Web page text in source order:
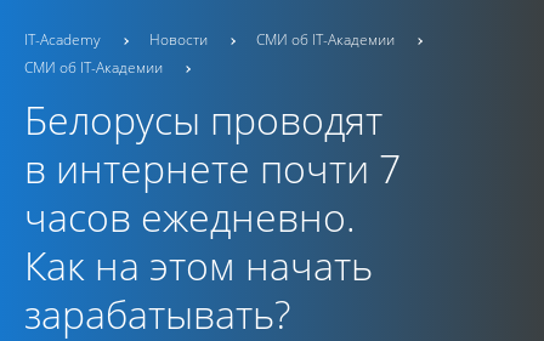
IT-Academy Новости
СМИ об IT-Академии
СМИ об IT-Академии
Белорусы проводят
в интернете почти 7
часов ежедневно.
Как на этом начать
зарабатывать?